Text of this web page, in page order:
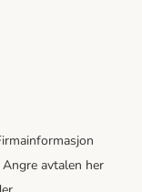
Angre avtalen her